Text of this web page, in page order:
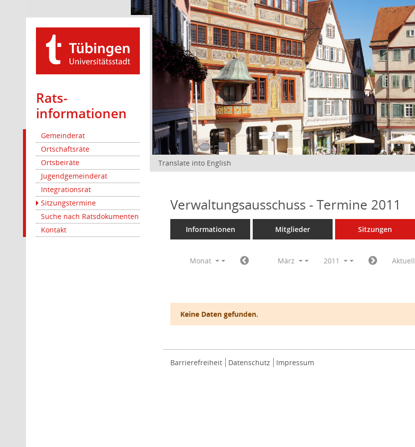
Rats­
informationen
Gemeinderat
Ortschaftsräte
Ortsbeiräte
Jugendgemeinderat
Integrationsrat
Sitzungstermine
Suche nach Ratsdokumenten
Kontakt
Translate into English
Verwaltungsausschuss - Termine 2011
Informationen Mitglieder Sitzungen
Monat März 2011 Aktuell
Keine Daten gefunden.
Barrierefreiheit Datenschutz Impressum